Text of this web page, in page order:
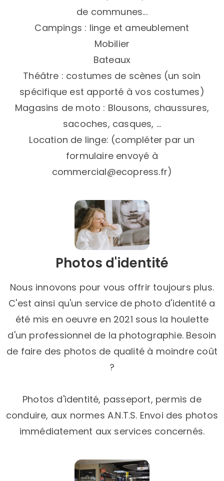
de communes...
Campings : linge et ameublement
Mobilier
Bateaux
Théâtre : costumes de scènes (un soin
spécifique est apporté à vos costumes)
Magasins de moto : Blousons, chaussures,
sacoches, casques, …
Location de linge: (compléter par un
formulaire envoyé à
commercial@ecopress.fr)
Photos d'identité​
Nous innovons pour vous offrir toujours plus.
C'est ainsi qu'un service de photo d'identité a
été mis en oeuvre en 2021 sous la houlette
d'un professionnel de la photographie. Besoin
de faire des photos de qualité à moindre coût
?
Photos d'identité, passeport, permis de
conduire, aux normes A.N.T.S. Envoi des photos
immédiatement aux services concernés.